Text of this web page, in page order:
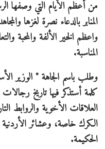
من أعظم الأيام التي وصفها
المنابر بالدعاء نصرة لغزها
واعظم الخير الألفة والمحبة
المناسبة.
وطلب باسم الجاهة " الوزير
كلمة أستذكر فيها تاريخ
العلاقات الأخوية والروابط
الكرك خاصة، وعشائر الأردنية
الحكيمة.